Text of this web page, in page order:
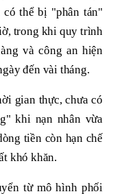
thể bị "phân tán"
trong khi quy trình
và công an hiện
đến vài tháng.
gian thực, chưa có
khi nạn nhân vừa
tiền còn hạn chế
khó khăn.
từ mô hình phối